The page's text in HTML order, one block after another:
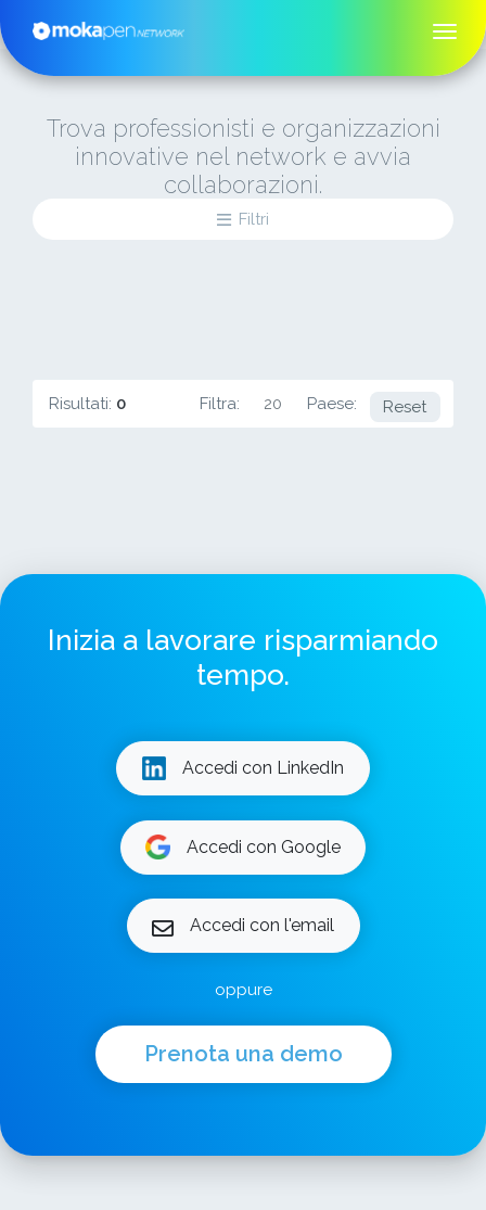
Trova professionisti e organizzazioni
innovative nel network e avvia
collaborazioni.
Filtri
Risultati: 0 Filtra: 20 Paese: DE
Reset
Inizia a lavorare risparmiando
tempo.
Accedi con LinkedIn
Accedi con Google
Accedi con l'email
oppure
Prenota una demo